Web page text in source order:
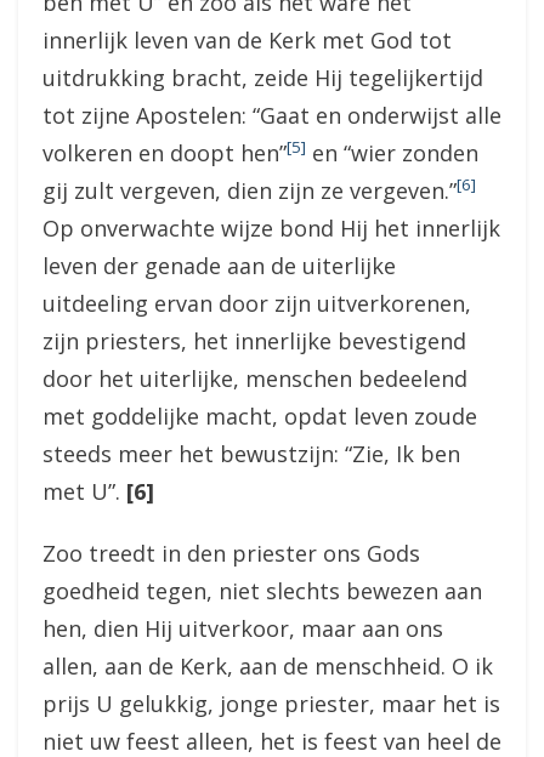
innerlijk leven van de Kerk met God tot
uitdrukking bracht, zeide Hij tegelijkertijd
tot zijne Apostelen: “Gaat en onderwijst alle
volkeren en doopt hen”[5] en “wier zonden
gij zult vergeven, dien zijn ze vergeven.”[6]
Op onverwachte wijze bond Hij het innerlijk
leven der genade aan de uiterlijke
uitdeeling ervan door zijn uitverkorenen,
zijn priesters, het innerlijke bevestigend
door het uiterlijke, menschen bedeelend
met goddelijke macht, opdat leven zoude
steeds meer het bewustzijn: “Zie, Ik ben
met U”. [6]
Zoo treedt in den priester ons Gods
goedheid tegen, niet slechts bewezen aan
hen, dien Hij uitverkoor, maar aan ons
allen, aan de Kerk, aan de menschheid. O ik
prijs U gelukkig, jonge priester, maar het is
niet uw feest alleen, het is feest van heel de